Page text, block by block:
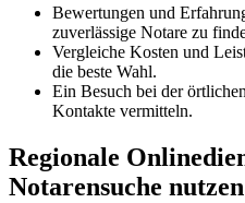
Bewertungen und
zuverlässige Notare zu
Vergleiche Kosten und
die beste Wahl.
Ein Besuch bei der
Kontakte vermitteln.
Regionale
Notarensuche nutzen